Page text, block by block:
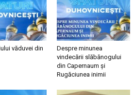
văduvei din
Despre minunea
vindecării slăbănogului
din Capernaum și
Rugăciunea inimii